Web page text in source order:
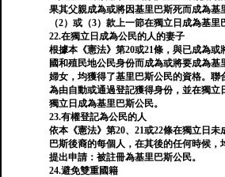
果其父親成為或將因基里巴斯死而成為基
（2）或（3）款上一節在獨立日成為基里
22.在獨立日成為公民的人的妻子
根據本《憲法》第20或21條，與已成為
國和殖民地公民身份而成為或將要成為基
婦女，均獲得了基里巴斯公民的資格。聯
為由自動或通過登記獲得身份，並在獨立
獨立日成為基里巴斯公民。
23.有權登記為公民的人
依本《憲法》第20、21或22條在獨立日
巴斯後裔的每個人，在其後的任何時候
提出申請：被註冊為基里巴斯公民。
24.避免雙重國籍